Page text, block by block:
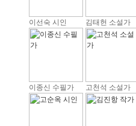
이선숙 시인 김태헌 소설가
이종신 수필가 고천석 소설가